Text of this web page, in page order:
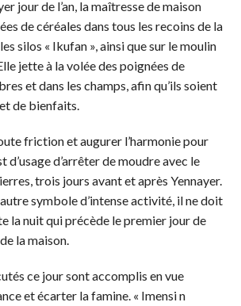
jour de l’an, la maîtresse de maison
de céréales dans tous les recoins de la
silos « Ikufan », ainsi que sur le moulin
jette à la volée des poignées de
et dans les champs, afin qu’ils soient
de bienfaits.
friction et augurer l’harmonie pour
d’usage d’arrêter de moudre avec le
trois jours avant et après Yennayer.
symbole d’intense activité, il ne doit
la nuit qui précède le premier jour de
la maison.
ce jour sont accomplis en vue
et écarter la famine. « Imensi n